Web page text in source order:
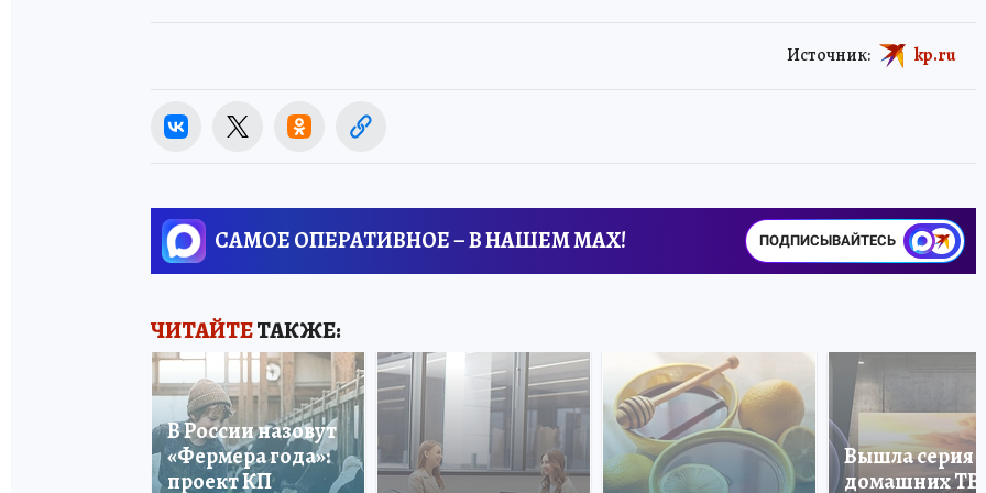
Источник: kp.ru
САМОЕ ОПЕРАТИВНОЕ – В НАШЕМ MAX! ПОДПИСЫВАЙТЕСЬ
ЧИТАЙТЕТАКЖЕ:
В России назовут
«Фермера года»:
проект КП
Вышла серия
домашних ТВ,